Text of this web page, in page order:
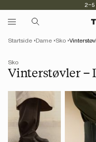
2–5
Sko
Vinterstøvler –
Startside Dame Sko